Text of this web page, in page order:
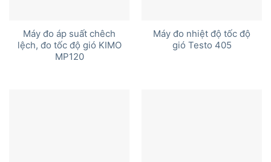
Máy đo áp suất chêch
lệch, đo tốc độ gió KIMO
MP120
Máy đo nhiệt độ tốc độ
gió Testo 405